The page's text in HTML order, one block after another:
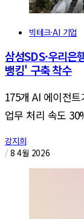
빅테크·AI 기업
삼성SDS·우리은
뱅킹' 구축 착수
175개 AI 에이전
업무 처리 속도
강지희
/ 8 4월 2026